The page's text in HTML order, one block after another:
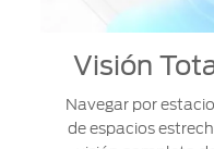
Visión
Navegar por
de espacios